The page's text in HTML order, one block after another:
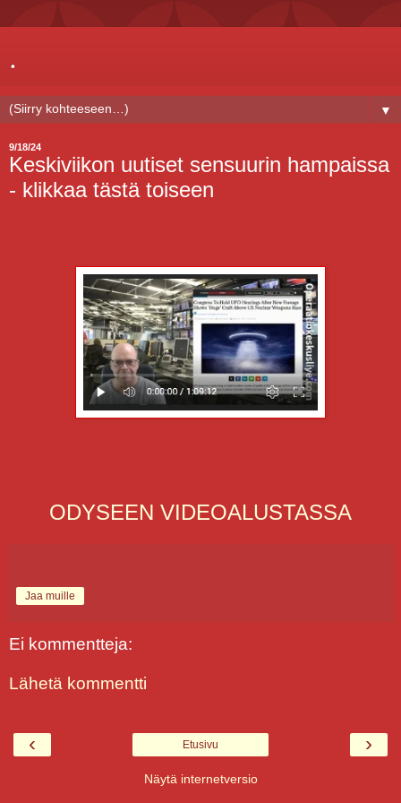
.
▼
9/18/24
Keskiviikon uutiset sensuurin hampaissa
- klikkaa tästä toiseen
ODYSEEN VIDEOALUSTASSA
Jaa muille
Ei kommentteja:
Lähetä kommentti
‹ ›
Etusivu
Näytä internetversio